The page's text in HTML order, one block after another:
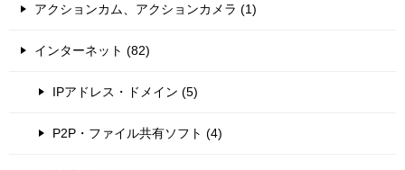
アクションカム、アクションカメラ (1)
インターネット (82)
IPアドレス・ドメイン (5)
P2P・ファイル共有ソフト (4)